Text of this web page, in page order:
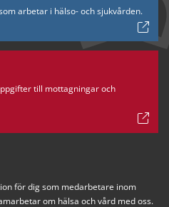
arbetar i hälso- och sjukvården.
till mottagningar och
för dig som medarbetare inom
om hälsa och vård med oss.